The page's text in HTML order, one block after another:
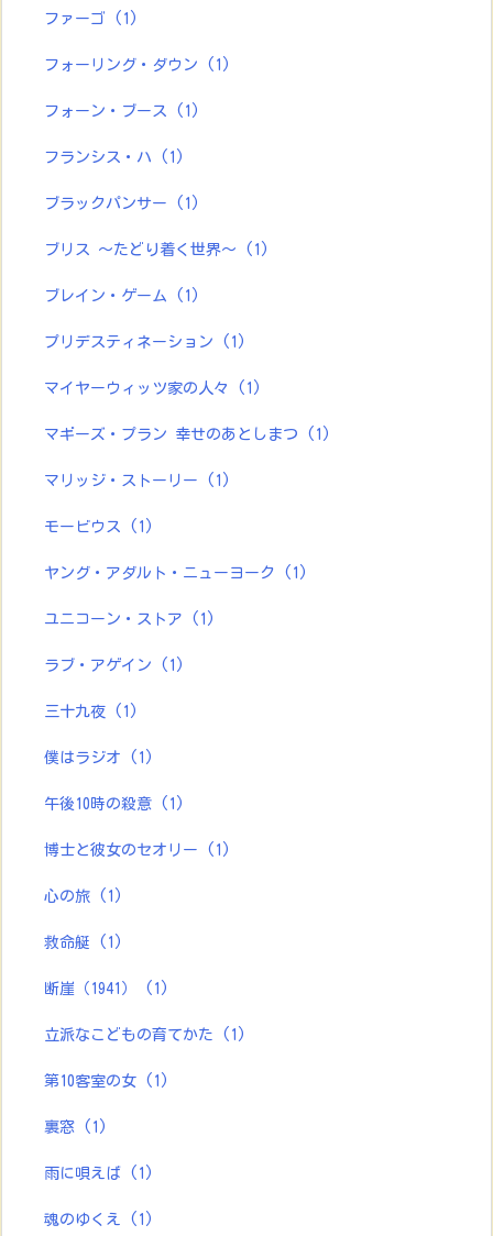
ファーゴ (1)
フォーリング・ダウン (1)
フォーン・ブース (1)
フランシス・ハ (1)
ブラックパンサー (1)
ブリス ～たどり着く世界～ (1)
ブレイン・ゲーム (1)
プリデスティネーション (1)
マイヤーウィッツ家の人々 (1)
マギーズ・プラン 幸せのあとしまつ (1)
マリッジ・ストーリー (1)
モービウス (1)
ヤング・アダルト・ニューヨーク (1)
ユニコーン・ストア (1)
ラブ・アゲイン (1)
三十九夜 (1)
僕はラジオ (1)
午後10時の殺意 (1)
博士と彼女のセオリー (1)
心の旅 (1)
救命艇 (1)
断崖（1941） (1)
立派なこどもの育てかた (1)
第10客室の女 (1)
裏窓 (1)
雨に唄えば (1)
魂のゆくえ (1)